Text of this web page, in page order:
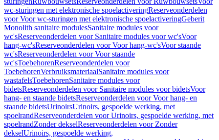
wc-sturingen met elektronische spoelactiveringReserveonderdelen
voor Voor wc-sturingen met elektronische spoelactiveringGeberit
Monolith sanitaire modulesSanitaire modules voor
wc'sReserveonderdelen voor Sanitaire modules voor wc'sVoor
hang-wc'sReserveonderdelen voor Voor hang-wc'sVoor staande
wc'sReserveonderdelen voor Voor staande
wc'sToebehorenReserveonderdelen voor
ToebehorenVerbruiksmateriaalSanitaire modules voor
wastafelsToebehorenSanitaire modules voor
bidetsReserveonderdelen voor Sanitaire modules voor bidetsVoor
hang- en staande bidetsReserveonderdelen voor Voor hang- en
staande bidetsUrinoirsUrinoirs, gespoelde werking, met
spoelrandReserveonderdelen voor Urinoirs, gespoelde werking, met
spoelrandZonder dekselReserveonderdelen voor Zonder
dekselUrinoirs, gespoelde werking,